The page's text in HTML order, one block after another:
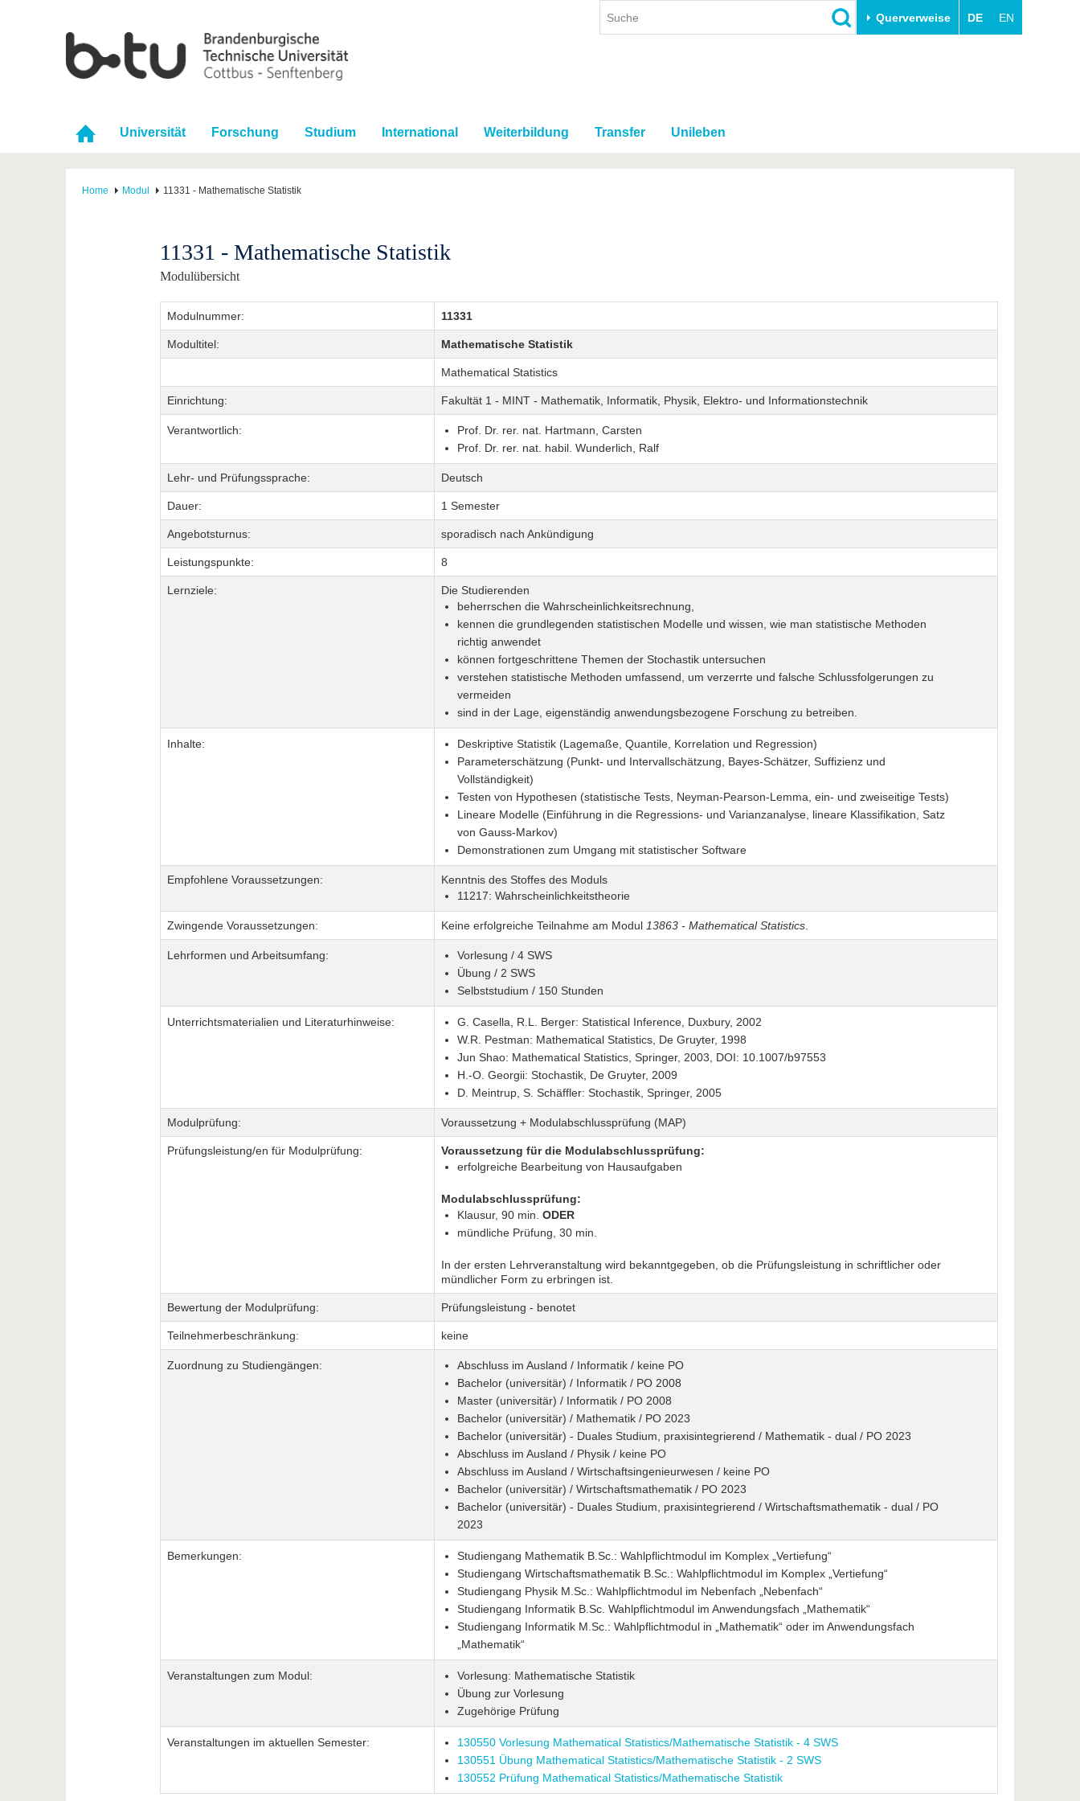
Querverweise DE EN
Universität Forschung Studium International Weiterbildung Transfer Unileben
Home Modul 11331 - Mathematische Statistik
11331 - Mathematische Statistik
Modulübersicht
Modulnummer: 11331
Modultitel: Mathematische Statistik
Mathematical Statistics
Einrichtung: Fakultät 1 - MINT - Mathematik, Informatik, Physik, Elektro- und Informationstechnik
Verantwortlich:
Prof. Dr. rer. nat. Hartmann, Carsten
Prof. Dr. rer. nat. habil. Wunderlich, Ralf
Lehr- und Prüfungssprache: Deutsch
Dauer: 1 Semester
Angebotsturnus: sporadisch nach Ankündigung
Leistungspunkte: 8
Lernziele:
Die Studierenden
beherrschen die Wahrscheinlichkeitsrechnung,
kennen die grundlegenden statistischen Modelle und wissen, wie man statistische Methoden
richtig anwendet
können fortgeschrittene Themen der Stochastik untersuchen
verstehen statistische Methoden umfassend, um verzerrte und falsche Schlussfolgerungen zu
vermeiden
sind in der Lage, eigenständig anwendungsbezogene Forschung zu betreiben.
Inhalte:
Deskriptive Statistik (Lagemaße, Quantile, Korrelation und Regression)
Parameterschätzung (Punkt- und Intervallschätzung, Bayes-Schätzer, Suffizienz und
Vollständigkeit)
Testen von Hypothesen (statistische Tests, Neyman-Pearson-Lemma, ein- und zweiseitige Tests)
Lineare Modelle (Einführung in die Regressions- und Varianzanalyse, lineare Klassifikation, Satz
von Gauss-Markov)
Demonstrationen zum Umgang mit statistischer Software
Empfohlene Voraussetzungen:
Kenntnis des Stoffes des Moduls
11217: Wahrscheinlichkeitstheorie
Zwingende Voraussetzungen: Keine erfolgreiche Teilnahme am Modul 13863 - Mathematical Statistics.
Lehrformen und Arbeitsumfang:
Vorlesung / 4 SWS
Übung / 2 SWS
Selbststudium / 150 Stunden
Unterrichtsmaterialien und Literaturhinweise:
G. Casella, R.L. Berger: Statistical Inference, Duxbury, 2002
W.R. Pestman: Mathematical Statistics, De Gruyter, 1998
Jun Shao: Mathematical Statistics, Springer, 2003, DOI: 10.1007/b97553
H.-O. Georgii: Stochastik, De Gruyter, 2009
D. Meintrup, S. Schäffler: Stochastik, Springer, 2005
Modulprüfung: Voraussetzung + Modulabschlussprüfung (MAP)
Prüfungsleistung/en für Modulprüfung:
Voraussetzung für die Modulabschlussprüfung:
erfolgreiche Bearbeitung von Hausaufgaben
Modulabschlussprüfung:
Klausur, 90 min. ODER
mündliche Prüfung, 30 min.
In der ersten Lehrveranstaltung wird bekanntgegeben, ob die Prüfungsleistung in schriftlicher oder
mündlicher Form zu erbringen ist.
Bewertung der Modulprüfung: Prüfungsleistung - benotet
Teilnehmerbeschränkung: keine
Zuordnung zu Studiengängen:
Abschluss im Ausland / Informatik / keine PO
Bachelor (universitär) / Informatik / PO 2008
Master (universitär) / Informatik / PO 2008
Bachelor (universitär) / Mathematik / PO 2023
Bachelor (universitär) - Duales Studium, praxisintegrierend / Mathematik - dual / PO 2023
Abschluss im Ausland / Physik / keine PO
Abschluss im Ausland / Wirtschaftsingenieurwesen / keine PO
Bachelor (universitär) / Wirtschaftsmathematik / PO 2023
Bachelor (universitär) - Duales Studium, praxisintegrierend / Wirtschaftsmathematik - dual / PO
2023
Bemerkungen:
Studiengang Mathematik B.Sc.: Wahlpflichtmodul im Komplex „Vertiefung“
Studiengang Wirtschaftsmathematik B.Sc.: Wahlpflichtmodul im Komplex „Vertiefung“
Studiengang Physik M.Sc.: Wahlpflichtmodul im Nebenfach „Nebenfach“
Studiengang Informatik B.Sc. Wahlpflichtmodul im Anwendungsfach „Mathematik“
Studiengang Informatik M.Sc.: Wahlpflichtmodul in „Mathematik“ oder im Anwendungsfach
„Mathematik“
Veranstaltungen zum Modul:
Vorlesung: Mathematische Statistik
Übung zur Vorlesung
Zugehörige Prüfung
Veranstaltungen im aktuellen Semester:
130550 Vorlesung Mathematical Statistics/Mathematische Statistik - 4 SWS
130551 Übung Mathematical Statistics/Mathematische Statistik - 2 SWS
130552 Prüfung Mathematical Statistics/Mathematische Statistik